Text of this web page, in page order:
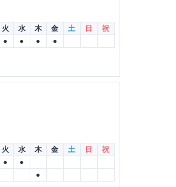
火 水 木 金 土 日
祝
● ● ● ●
火 水 木 金 土 日
祝
●
●
●